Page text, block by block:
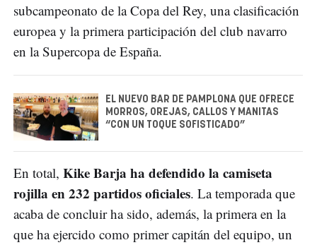
subcampeonato de la Copa del Rey, una clasificación
europea y la primera participación del club navarro
en la Supercopa de España.
EL NUEVO BAR DE PAMPLONA QUE OFRECE
MORROS, OREJAS, CALLOS Y MANITAS
“CON UN TOQUE SOFISTICADO”
En total, Kike Barja ha defendido la camiseta
rojilla en 232 partidos oficiales. La temporada que
acaba de concluir ha sido, además, la primera en la
que ha ejercido como primer capitán del equipo, un